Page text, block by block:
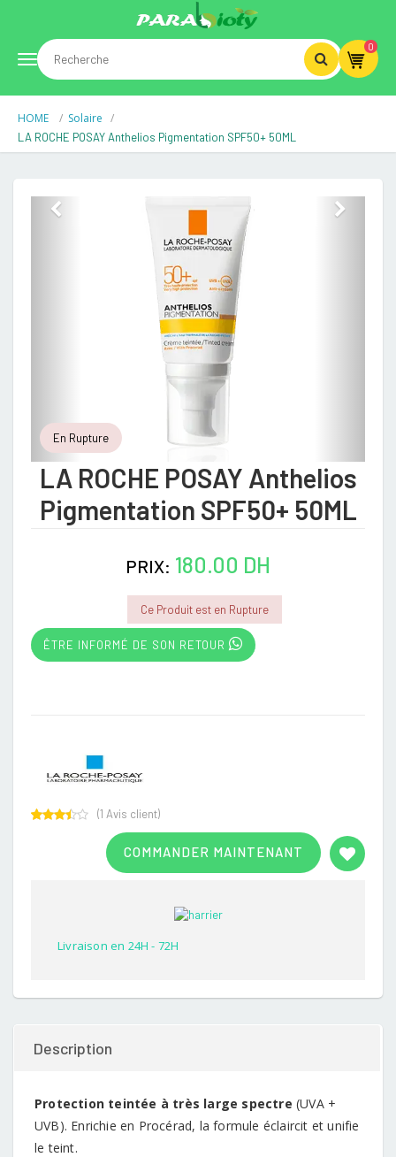
Toggle
navigation
0
HOME Solaire
LA ROCHE POSAY Anthelios Pigmentation SPF50+ 50ML
En Rupture
LA ROCHE POSAY Anthelios
Pigmentation SPF50+ 50ML
PRIX: 180.00 DH
Ce Produit est en Rupture
ÊTRE INFORMÉ DE SON RETOUR
COMMANDER MAINTENANT
(1 Avis client)
Livraison en 24H - 72H
Description
Protection teintée à très large spectre (UVA +
UVB). Enrichie en Procérad, la formule éclaircit et unifie
le teint.